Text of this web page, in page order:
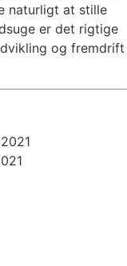
naturligt at stille
er det rigtige
og fremdrift